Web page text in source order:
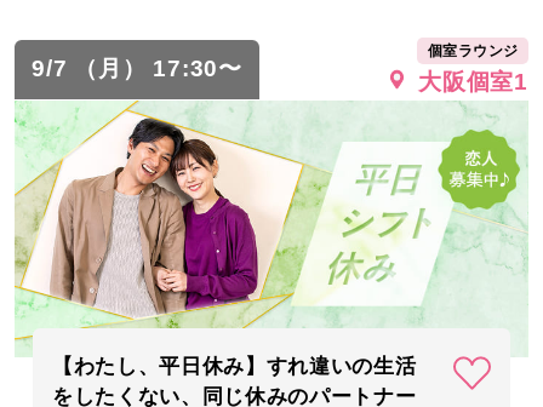
9/7 （月） 17:30〜
個室ラウンジ
大阪個室1
【わたし、平日休み】すれ違いの生活
をしたくない、同じ休みのパートナー